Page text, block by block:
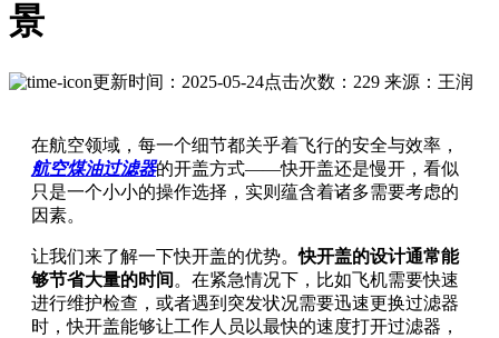
景
更新时间：2025-05-24点击次数：229 来源：王润
在航空领域，每一个细节都关乎着飞行的安全与效率，
航空煤油过滤器的开盖方式——快开盖还是慢开，看似
只是一个小小的操作选择，实则蕴含着诸多需要考虑的
因素。
让我们来了解一下快开盖的优势。快开盖的设计通常能
够节省大量的时间 。在紧急情况下，比如飞机需要快速
进行维护检查，或者遇到突发状况需要迅速更换过滤器
时，快开盖能够让工作人员以最快的速度打开过滤器，